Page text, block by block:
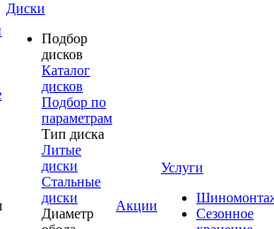
Диски
Подбор
дисков
Каталог
дисков
Подбор по
параметрам
Тип диска
Литые
диски
Стальные
диски
Диаметр
Акции
Услуги
Сезонное